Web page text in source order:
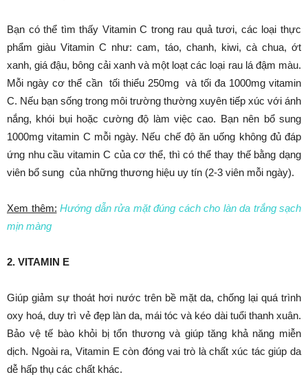
Bạn có thể tìm thấy Vitamin C trong rau quả tươi, các loại thực
phẩm giàu Vitamin C như: cam, táo, chanh, kiwi, cà chua, ớt
xanh, giá đậu, bông cải xanh và một loạt các loại rau lá đậm màu.
Mỗi ngày cơ thể cần tối thiểu 250mg và tối đa 1000mg vitamin
C. Nếu bạn sống trong môi trường thường xuyên tiếp xúc với ánh
nắng, khói bụi hoặc cường độ làm việc cao. Bạn nên bổ sung
1000mg vitamin C mỗi ngày. Nếu chế độ ăn uống không đủ đáp
ứng nhu cầu vitamin C của cơ thể, thì có thể thay thế bằng dạng
viên bổ sung của những thương hiệu uy tín (2-3 viên mỗi ngày).
Xem thêm: Hướng dẫn rửa mặt đúng cách cho làn da trắng sạch
mịn màng
2. VITAMIN E
Giúp giảm sự thoát hơi nước trên bề mặt da, chống lại quá trình
oxy hoá, duy trì vẻ đẹp làn da, mái tóc và kéo dài tuổi thanh xuân.
Bảo vệ tế bào khỏi bị tổn thương và giúp tăng khả năng miễn
dịch. Ngoài ra, Vitamin E còn đóng vai trò là chất xúc tác giúp da
dễ hấp thụ các chất khác.